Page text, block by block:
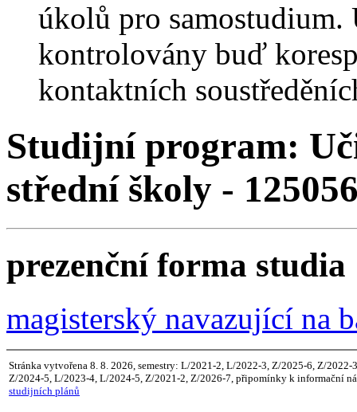
úkolů pro samostudium.
kontrolovány buď
kontaktních
Studijní program:
střední školy -
prezenční forma studia
magisterský navazující na
Stránka vytvořena 8. 8. 2026, semestry: L/2021-2, L/2022-3, Z/2025-6, Z/
Z/2024-5, L/2023-4, L/2024-5, Z/2021-2, Z/2026-7, připomínky k informační
studijních plánů